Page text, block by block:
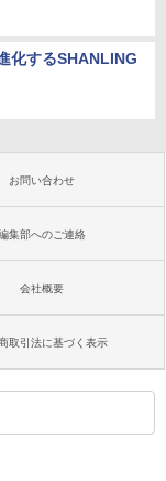
化するSHANLING
お問い合わせ
集部へのご連絡
会社概要
取引法に基づく表示